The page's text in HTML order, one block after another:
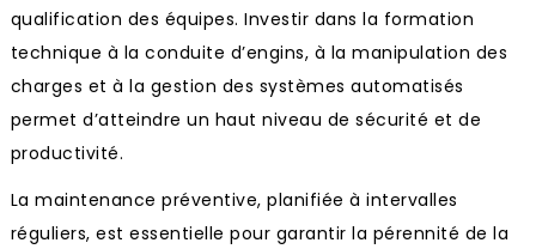
qualification des équipes. Investir dans la formation
technique à la conduite d’engins, à la manipulation des
charges et à la gestion des systèmes automatisés
permet d’atteindre un haut niveau de sécurité et de
productivité.
La maintenance préventive, planifiée à intervalles
réguliers, est essentielle pour garantir la pérennité de la